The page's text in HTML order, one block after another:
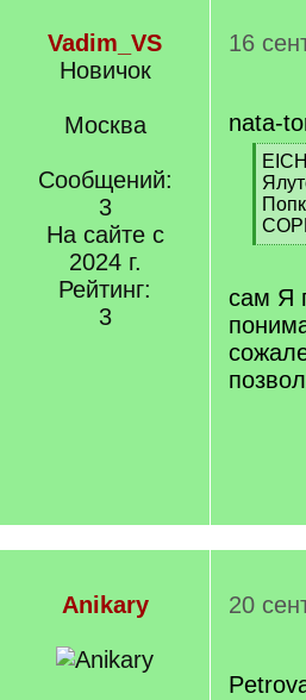
Vadim_VS
Новичок
Москва
Сообщений:
3
На сайте с
2024 г.
Рейтинг:
3
16
nata-
[
q
]
[
q
]
сам Я
Anikary 20